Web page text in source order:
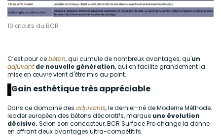
10 atouts du BCR
C’est pour cebéton, qui cumule de nombreux avantages, qu'un
adjuvantde nouvelle génération, qui en facilite grandement la
mise en œuvre vient d'être mis au point.
Gain esthétique très appréciable
Dans ce domaine des adjuvants, le dernier-né de Moderne Méthode,
leader européen des bétons décoratifs, marque une évolution
décisive. Selon son concepteur, BCR Surface Pro change la donne
en offrant deux avantages ultra-compétitifs.